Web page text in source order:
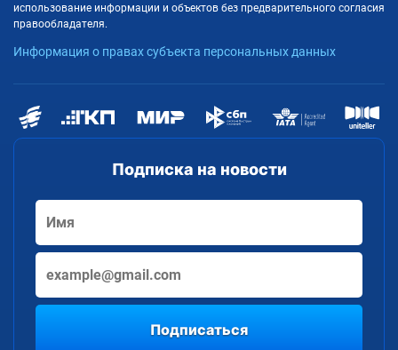
Подписка на новости
Подписаться
использование информации и объектов без предварительного согласия
правообладателя.
Информация о правах субъекта персональных данных